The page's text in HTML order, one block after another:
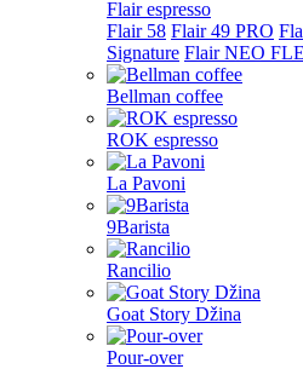
Flair espresso
Flair 58 Flair 49 PRO
Signature Flair NEO
Bellman coffee
ROK espresso
La Pavoni
9Barista
Rancilio
Goat Story Džina
Pour-over